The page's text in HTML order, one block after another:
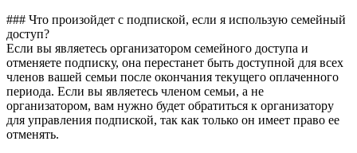
### Что произойдет с подпиской, если я использую семейный
доступ?
Если вы являетесь организатором семейного доступа и
отменяете подписку, она перестанет быть доступной для всех
членов вашей семьи после окончания текущего оплаченного
периода. Если вы являетесь членом семьи, а не
организатором, вам нужно будет обратиться к организатору
для управления подпиской, так как только он имеет право ее
отменять.